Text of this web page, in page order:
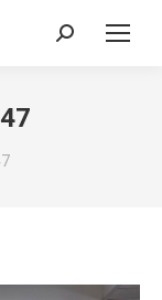
Search: